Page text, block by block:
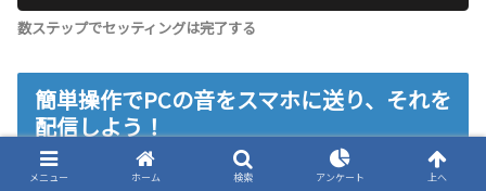
数ステップでセッティングは完了する
簡単操作でPCの音をスマホに送り、それを
配信しよう！
メニュー ホーム 検索 アンケート 上へ